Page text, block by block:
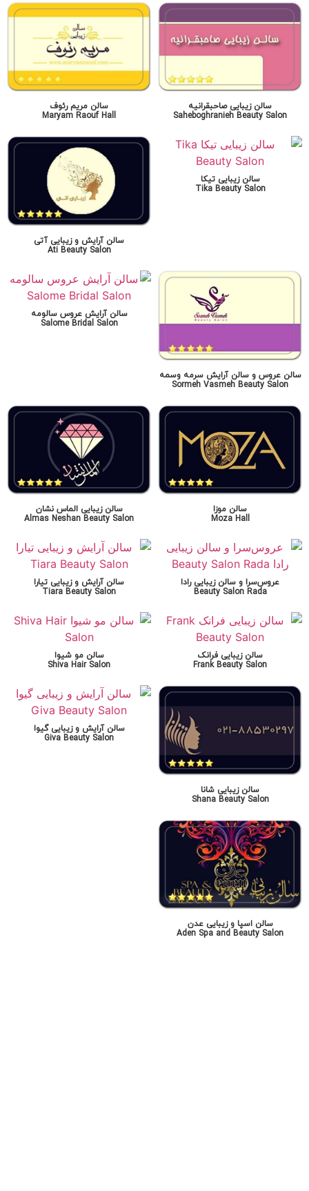
سالن زیبایی صاحبقرانیه
Saheboghranieh Beauty Salon
سالن مریم رئوف
Maryam Raouf Hall
سالن زیبایی تیکا
Tika Beauty Salon
سالن آرایش و زیبایی آتی
Ati Beauty Salon
سالن عروس و سالن آرایش سرمه وسمه
Sormeh Vasmeh Beauty Salon
سالن آرایش عروس سالومه
Salome Bridal Salon
سالن موزا
Moza Hall
سالن زیبایی الماس نشان
Almas Neshan Beauty Salon
عروس‌سرا و سالن زیبایی رادا
Beauty Salon Rada
سالن آرایش و زیبایی تیارا
Tiara Beauty Salon
سالن زیبایی فرانک
Frank Beauty Salon
سالن مو شیوا
Shiva Hair Salon
سالن زیبایی شانا
Shana Beauty Salon
سالن آرایش و زیبایی گیوا
Giva Beauty Salon
سالن اسپا و زیبایی عدن
Aden Spa and Beauty Salon